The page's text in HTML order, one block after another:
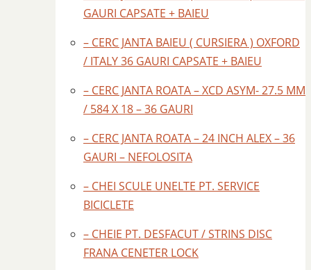
GAURI CAPSATE + BAIEU
– CERC JANTA BAIEU ( CURSIERA ) OXFORD
/ ITALY 36 GAURI CAPSATE + BAIEU
– CERC JANTA ROATA – XCD ASYM- 27.5 MM
/ 584 X 18 – 36 GAURI
– CERC JANTA ROATA – 24 INCH ALEX – 36
GAURI – NEFOLOSITA
– CHEI SCULE UNELTE PT. SERVICE
BICICLETE
– CHEIE PT. DESFACUT / STRINS DISC
FRANA CENETER LOCK